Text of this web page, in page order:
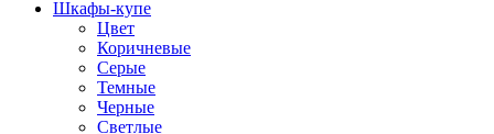
Шкафы-купе
Цвет
Коричневые
Серые
Темные
Черные
Светлые